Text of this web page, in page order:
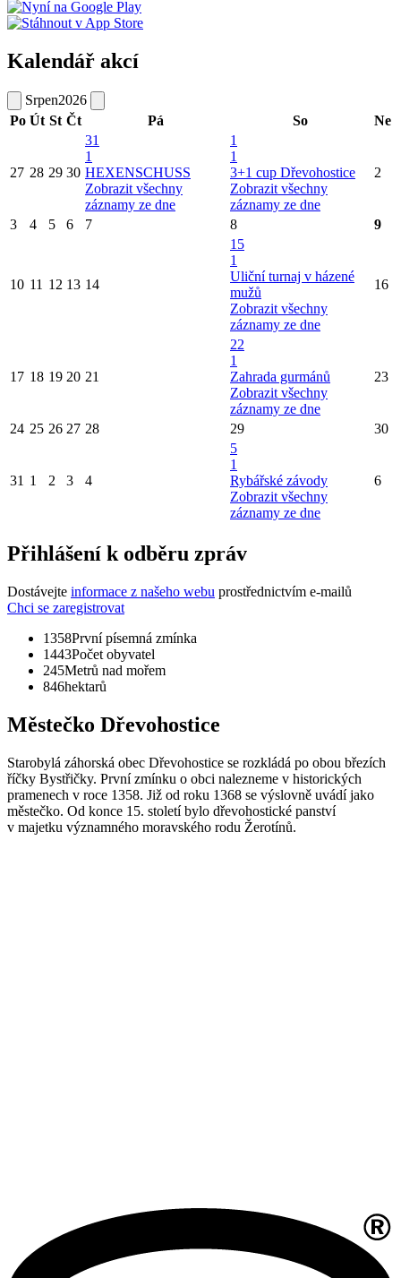
Kalendář akcí
Srpen2026
Po Út St Čt Pá So Ne
27 28 29 30
31
1
HEXENSCHUSS
Zobrazit všechny
záznamy ze dne
1
1
3+1 cup Dřevohostice
Zobrazit všechny
záznamy ze dne
2
3 4 5 6 7 8 9
10 11 12 13 14
15
1
Uliční turnaj v házené
mužů
Zobrazit všechny
záznamy ze dne
16
17 18 19 20 21
22
1
Zahrada gurmánů
Zobrazit všechny
záznamy ze dne
23
24 25 26 27 28 29 30
31 1 2 3 4
5
1
Rybářské závody
Zobrazit všechny
záznamy ze dne
6
Přihlášení k odběru zpráv
Dostávejte informace z našeho webu prostřednictvím e-mailů
Chci se zaregistrovat
1358První písemná zmínka
1443Počet obyvatel
245Metrů nad mořem
846hektarů
Městečko Dřevohostice
Starobylá záhorská obec Dřevohostice se rozkládá po obou březích
říčky Bystřičky. První zmínku o obci nalezneme v historických
pramenech v roce 1358. Již od roku 1368 se výslovně uvádí jako
městečko. Od konce 15. století bylo dřevohostické panství
v majetku významného moravského rodu Žerotínů.